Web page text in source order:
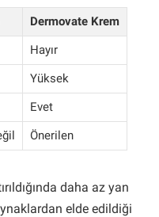
Dermovate Krem
Hayır
Yüksek
Evet
Önerilen
daha az yan
elde edildiği